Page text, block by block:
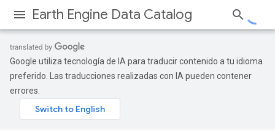
Earth Engine Data Catalog
Google utiliza tecnología de IA para traducir contenido a tu idioma
preferido. Las traducciones realizadas con IA pueden contener
errores.